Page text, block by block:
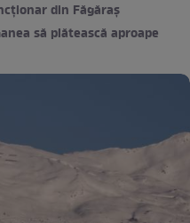
din Făgăraș
să plătească aproape